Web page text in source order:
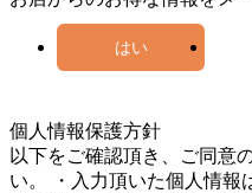
はい
個人情報保護方針
以下をご確認頂き、ご同意
い。 ・入力頂いた個人情報